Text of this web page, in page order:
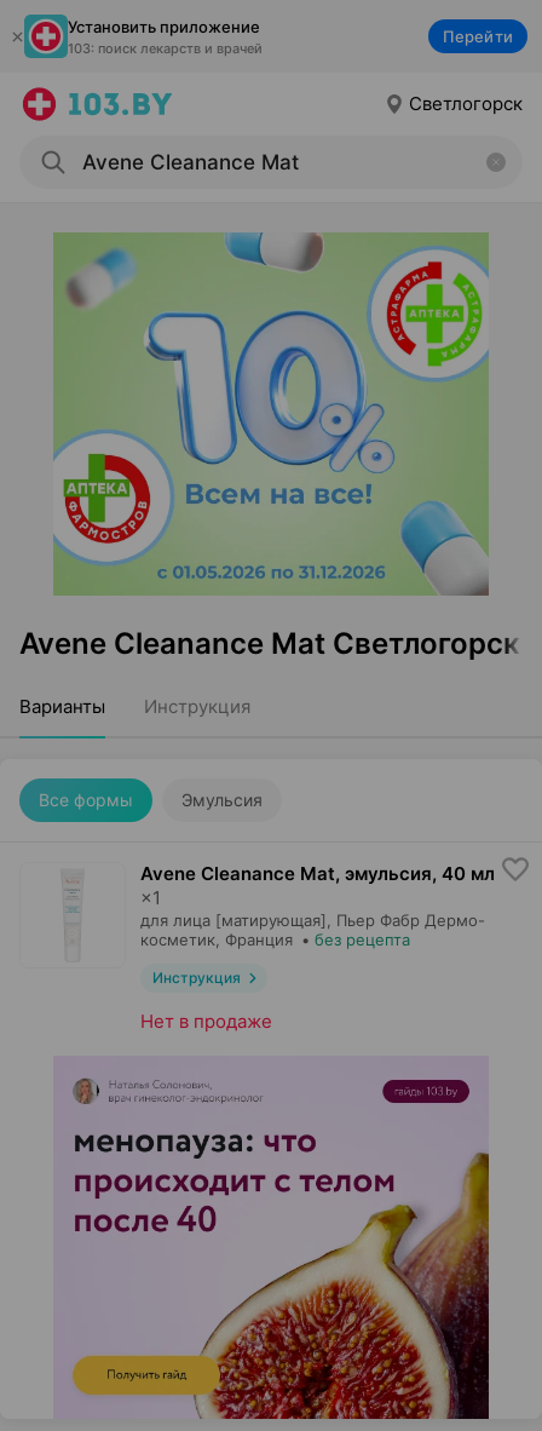
Установить приложение
103: поиск лекарств и врачей
Перейти
Светлогорск
Avene Cleanance Mat Светлогорск
Варианты Инструкция
Все формы Эмульсия
Avene Cleanance Mat, эмульсия, 40 мл
×1
для лица [матирующая],
Пьер Фабр Дермо-
косметик , Франция • без рецепта
Инструкция
Нет в продаже